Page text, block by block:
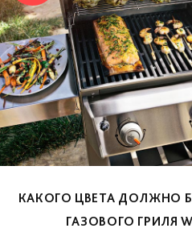
КАКОГО ЦВЕТА ДОЛЖНО
ГАЗОВОГО ГРИЛЯ